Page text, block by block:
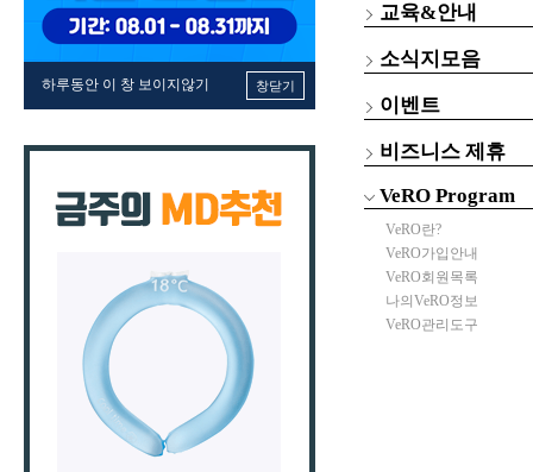
하루동안 이 창 보이지않기 창닫기
교육&안내
소식지모음
이벤트
비즈니스 제휴
VeRO Program
VeRO란?
VeRO가입안내
VeRO회원목록
나의VeRO정보
VeRO관리도구